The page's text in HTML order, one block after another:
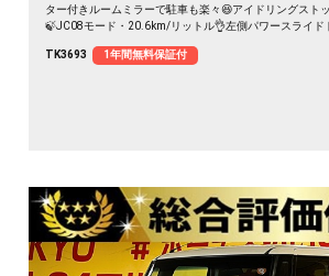
ター付きルームミラーで駐車も楽々😆アイドリングスト
🍃JC08モード・20.6km/リットル👌左側パワースライド
山乗せられます💺📦高い天井で乗り降りも荷物の積み込み
TK3693 1年間無料保証付